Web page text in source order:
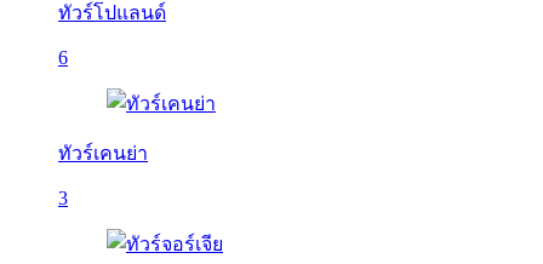
ทัวร์โปแลนด์
6
ทัวร์เคนย่า
3